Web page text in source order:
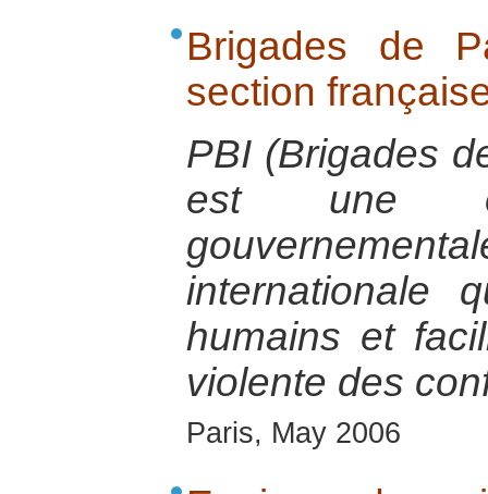
Brigades de
section
PBI (Brigades
est une
internationale
humains et
violente des
Paris, May 2006